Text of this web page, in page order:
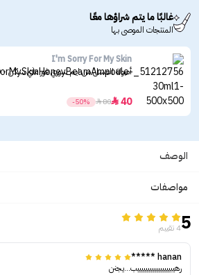
غالبًا ما يتم شراؤها معًا
المنتجات الموصى بها
I'm Sorry For My Skin
أمبولة العسل من ايم سوري فور ماي سكن - 30 مل
40

80

-50%
الوصف
مواصفات
54 تقييم
hanan *****
رهيبييييييييييييييييب...يجنن